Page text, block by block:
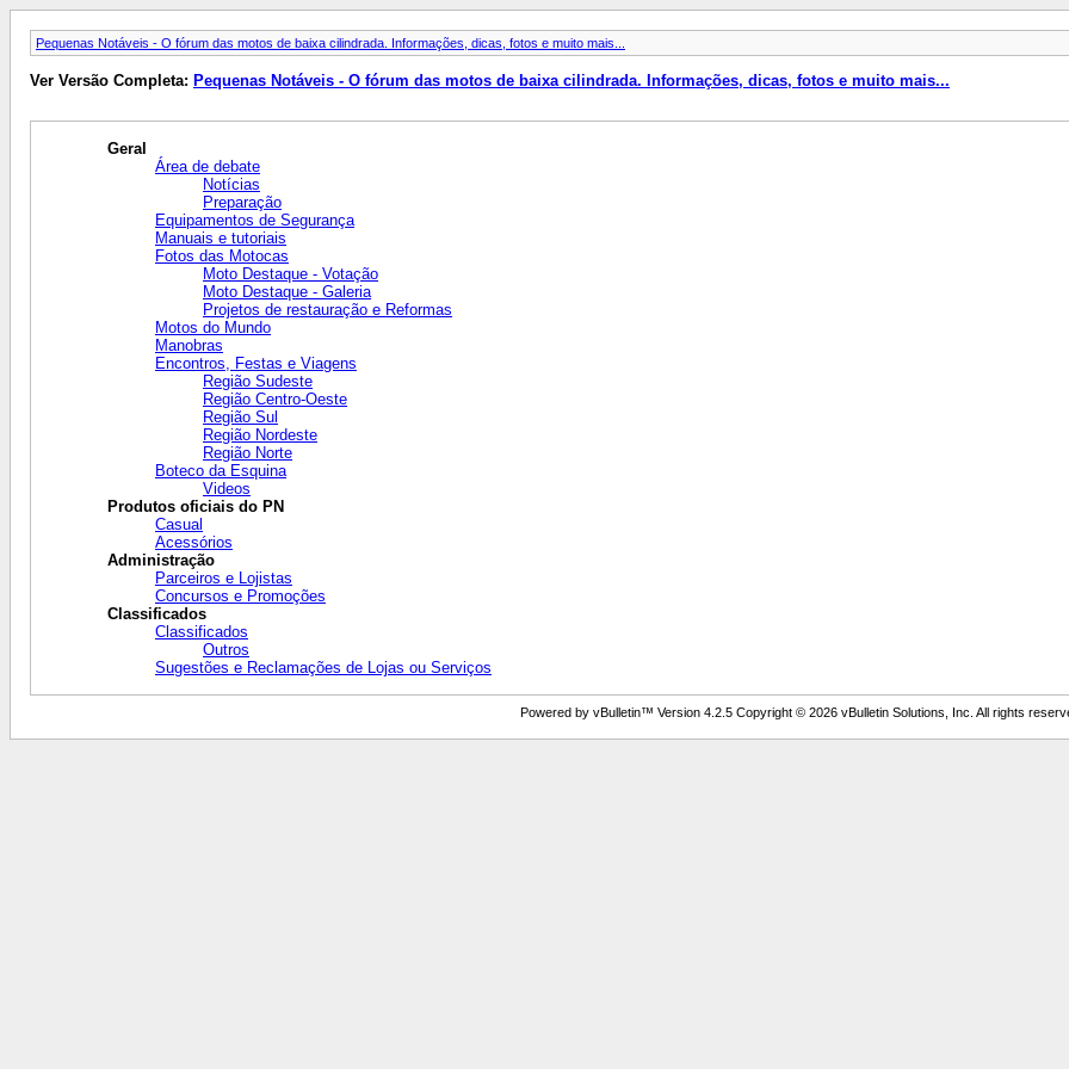
Pequenas Notáveis - O fórum das motos de baixa cilindrada. Informações, dicas, fotos e muito mais...
Ver Versão Completa: Pequenas Notáveis - O fórum das motos de baixa cilindrada. Informações, dicas, fotos e muito mais...
Geral
Área de debate
Notícias
Preparação
Equipamentos de Segurança
Manuais e tutoriais
Fotos das Motocas
Moto Destaque - Votação
Moto Destaque - Galeria
Projetos de restauração e Reformas
Motos do Mundo
Manobras
Encontros, Festas e Viagens
Região Sudeste
Região Centro-Oeste
Região Sul
Região Nordeste
Região Norte
Boteco da Esquina
Videos
Produtos oficiais do PN
Casual
Acessórios
Administração
Parceiros e Lojistas
Concursos e Promoções
Classificados
Classificados
Outros
Sugestões e Reclamações de Lojas ou Serviços
Powered by vBulletin™ Version 4.2.5 Copyright © 2026 vBulletin Solutions, Inc. All rights